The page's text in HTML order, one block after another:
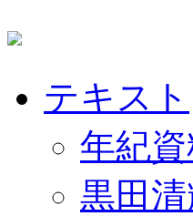
テキスト
年紀
黒田